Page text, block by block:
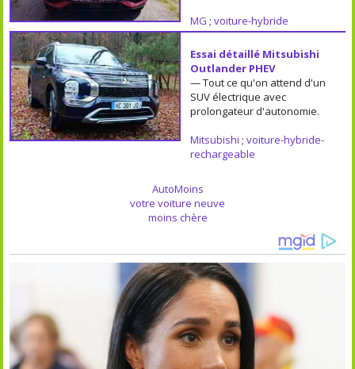
MG ; voiture-hybride
Essai détaillé Mitsubishi
Outlander PHEV
— Tout ce qu'on attend d'un
SUV électrique avec
prolongateur d'autonomie.
Mitsubishi ; voiture-hybride-
rechargeable
AutoMoins
votre voiture neuve
moins chère